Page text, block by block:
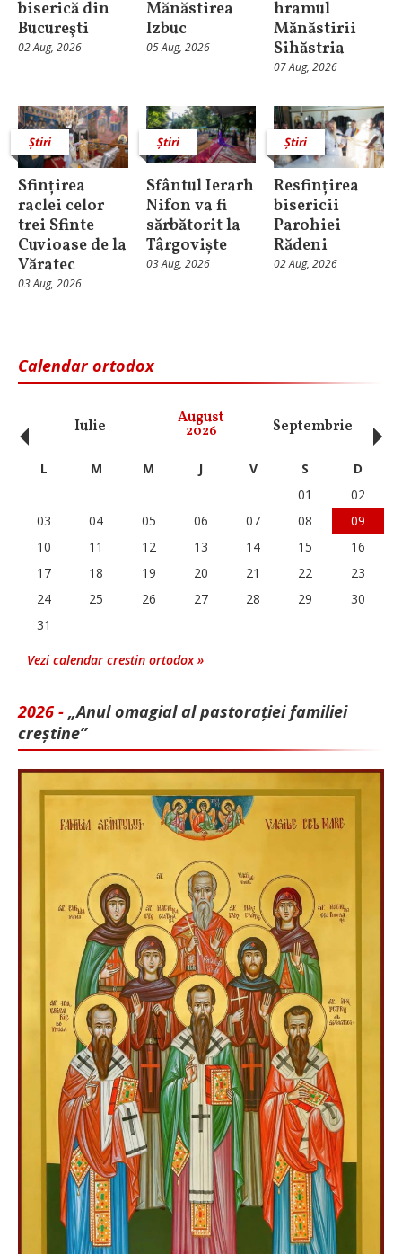
biserică din
Bucureşti
02 Aug, 2026
Mănăstirea
Izbuc
05 Aug, 2026
hramul
Mănăstirii
Sihăstria
07 Aug, 2026
Știri
Sfințirea
raclei celor
trei Sfinte
Cuvioase de la
Văratec
03 Aug, 2026
Știri
Sfântul Ierarh
Nifon va fi
sărbătorit la
Târgoviște
03 Aug, 2026
Știri
Resfințirea
bisericii
Parohiei
Rădeni
02 Aug, 2026
Calendar ortodox
Iulie August
2026 Septembrie
‹ L M M J V S
D
01
02
03
04 05 06 07 08
09
10
11 12 13 14 15
16
17
18 19 20 21 22
23
24
25 26 27 28 29
30
31
Vezi calendar crestin ortodox »
2026 - „Anul omagial al pastorației familiei
creștine”